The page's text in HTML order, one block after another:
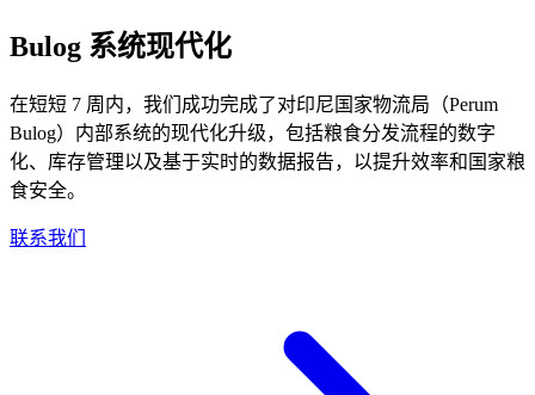
Bulog 系统现代化
在短短 7 周内，我们成功完成了对印尼国家物流局（Perum
Bulog）内部系统的现代化升级，包括粮食分发流程的数字
化、库存管理以及基于实时的数据报告，以提升效率和国家粮
食安全。
联系我们